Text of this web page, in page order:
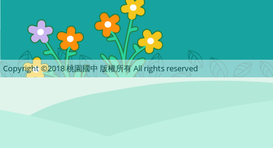
Copyright ©2018 桃園國中 版權所有 All rights reserved